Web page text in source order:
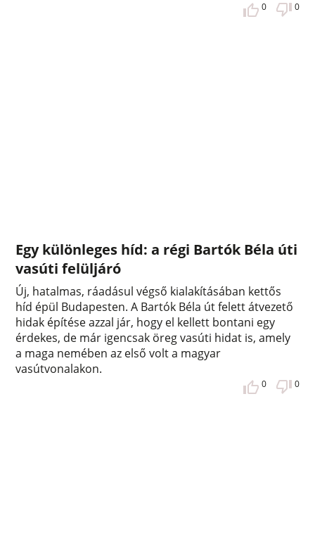
0 0
Egy különleges híd: a régi Bartók Béla úti
vasúti felüljáró
Új, hatalmas, ráadásul végső kialakításában kettős
híd épül Budapesten. A Bartók Béla út felett átvezető
hidak építése azzal jár, hogy el kellett bontani egy
érdekes, de már igencsak öreg vasúti hidat is, amely
a maga nemében az első volt a magyar
vasútvonalakon.
0 0